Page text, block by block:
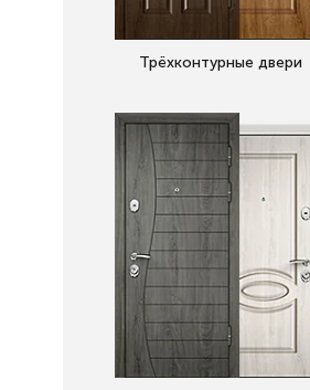
Трёхконтурные двери